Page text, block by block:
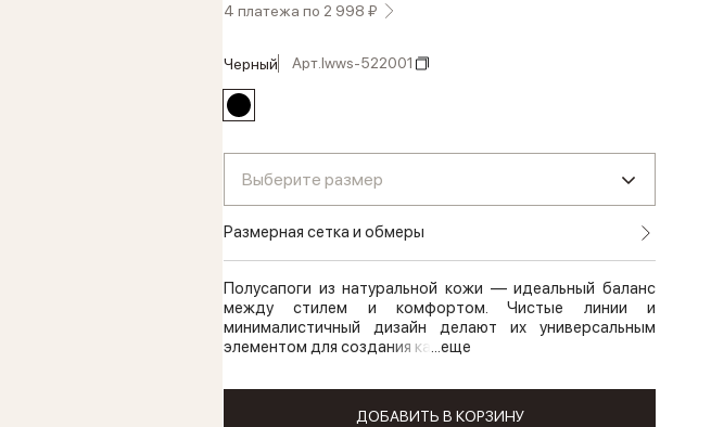
4 платежа по 2 998 ₽
черный Арт.lwws-522001
Выберите размер
Размерная сетка и обмеры
Полусапоги из натуральной кожи — идеальный баланс
между стилем и комфортом. Чистые линии и
минималистичный дизайн делают их универсальным
элементом для создания ка ...еще
ДОБАВИТЬ В КОРЗИНУ